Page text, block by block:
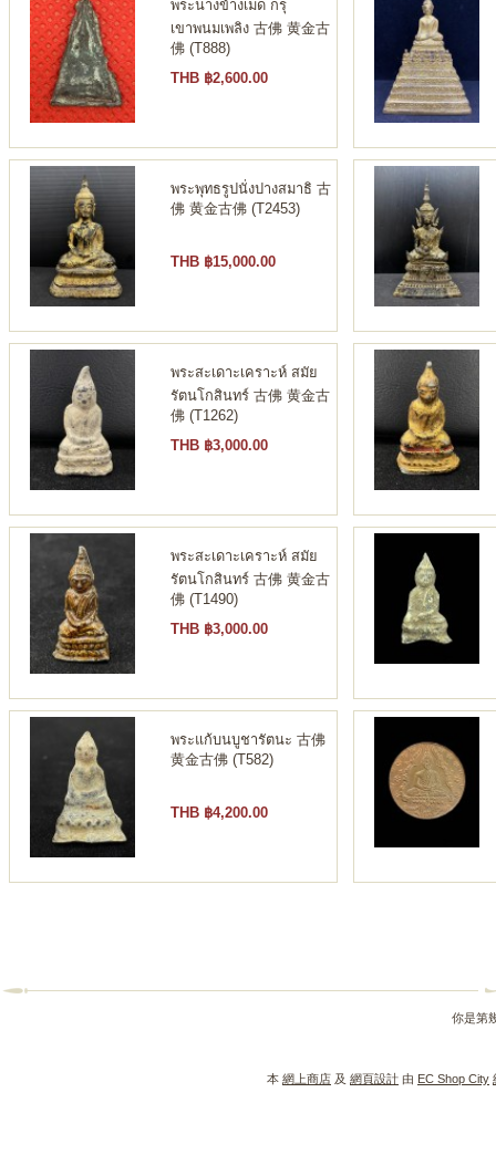
พระนางข้างเม็ด กรุ
เขาพนมเพลิง 古佛 黄金古
佛 (T888)
THB ฿2,600.00
พระพุทธรูปนั่งปางสมาธิ 古
佛 黄金古佛 (T2453)
THB ฿15,000.00
พระสะเดาะเคราะห์ สมัย
รัตนโกสินทร์ 古佛 黄金古
佛 (T1262)
THB ฿3,000.00
พระสะเดาะเคราะห์ สมัย
รัตนโกสินทร์ 古佛 黄金古
佛 (T1490)
THB ฿3,000.00
พระแก้บนบูชารัตนะ 古佛
黄金古佛 (T582)
THB ฿4,200.00
你是第
本 網上商店 及 網頁設計 由 EC Shop City